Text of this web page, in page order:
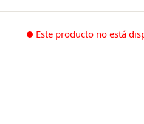
Este producto no está